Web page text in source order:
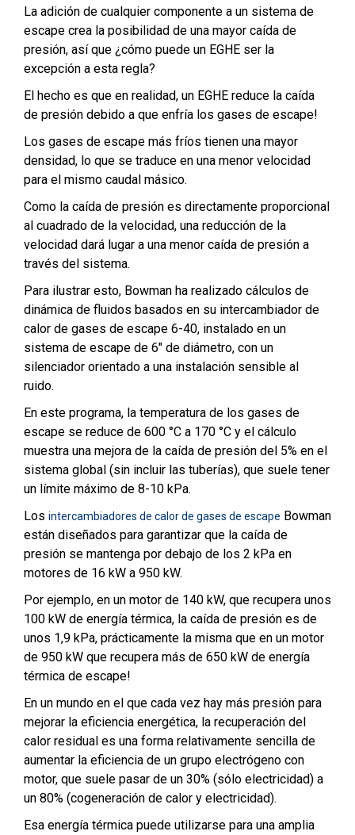
La adición de cualquier componente a un sistema de
escape crea la posibilidad de una mayor caída de
presión, así que ¿cómo puede un EGHE ser la
excepción a esta regla?
El hecho es que en realidad, un EGHE reduce la caída
de presión debido a que enfría los gases de escape!
Los gases de escape más fríos tienen una mayor
densidad, lo que se traduce en una menor velocidad
para el mismo caudal másico.
Como la caída de presión es directamente proporcional
al cuadrado de la velocidad, una reducción de la
velocidad dará lugar a una menor caída de presión a
través del sistema.
Para ilustrar esto, Bowman ha realizado cálculos de
dinámica de fluidos basados en su intercambiador de
calor de gases de escape 6-40, instalado en un
sistema de escape de 6″ de diámetro, con un
silenciador orientado a una instalación sensible al
ruido.
En este programa, la temperatura de los gases de
escape se reduce de 600 °C a 170 °C y el cálculo
muestra una mejora de la caída de presión del 5% en el
sistema global (sin incluir las tuberías), que suele tener
un límite máximo de 8-10 kPa.
Los intercambiadores de calor de gases de escape Bowman
están diseñados para garantizar que la caída de
presión se mantenga por debajo de los 2 kPa en
motores de 16 kW a 950 kW.
Por ejemplo, en un motor de 140 kW, que recupera unos
100 kW de energía térmica, la caída de presión es de
unos 1,9 kPa, prácticamente la misma que en un motor
de 950 kW que recupera más de 650 kW de energía
térmica de escape!
En un mundo en el que cada vez hay más presión para
mejorar la eficiencia energética, la recuperación del
calor residual es una forma relativamente sencilla de
aumentar la eficiencia de un grupo electrógeno con
motor, que suele pasar de un 30% (sólo electricidad) a
un 80% (cogeneración de calor y electricidad).
Esa energía térmica puede utilizarse para una amplia